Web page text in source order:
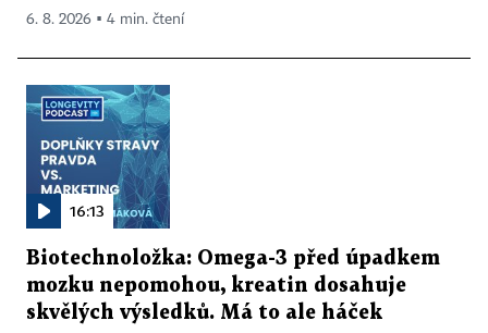
6. 8. 2026 ▪ 4 min. čtení
16:13
Biotechnoložka: Omega-3 před úpadkem
mozku nepomohou, kreatin dosahuje
skvělých výsledků. Má to ale háček